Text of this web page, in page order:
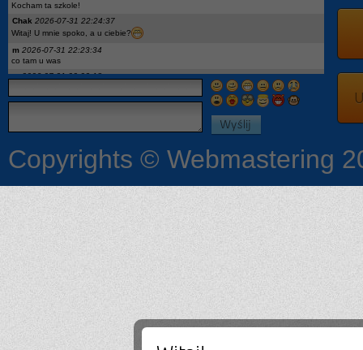
Kocham ta szkole!
Chak 2026-07-31 22:24:37
Witaj! U mnie spoko, a u ciebie?
m 2026-07-31 22:23:34
co tam u was
m 2026-07-31 22:23:18
x 2026-07-27 18:04:05
Descubre1. I geo była nowa a teraz stara edycja wtf
Ona 2026-07-24 08:53:33
Czy jest jakaś lista podreczników dla pierwszoklasistów?
pytań a niekoniecznie mam się kogo zapytać więc możemy się dodać na Ig czy
coś i po prostu byśmy popisali bo na tym chcecie tematy się szybko zmieniają
lista bedzie w szkole wywieszona zakwalifikowanych
czy listy osob zakwalifikowanych i pozniej tych przyjetych beda na stronie szkoly
czy trzeba bedzie podejsc? a jak na stronie to gdzie dokladnie?
2026-07-11 10:08:34
2026-07-08 18:19:24
Pozwalają u was nauczyciele korzystać z tabletów np do notatek albo żeby sobie
otworzyć podręcznik na Internecie czy raczej nie
Copyrights © Webmastering